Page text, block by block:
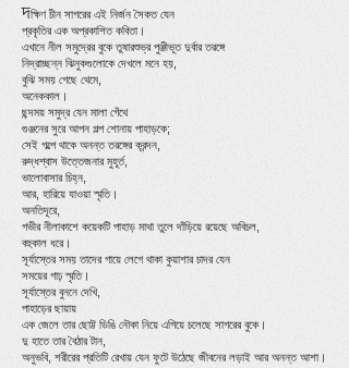
দক্ষিণ চীন সাগরের এই নির্জন সৈকত যেন
প্রকৃতির এক অপ্রকাশিত কবিতা।
এখানে নীল সমুদ্রের বুকে তুষারশুভ্র পুঞ্জীভূত দুর্বার তরঙ্গে
নিদ্রাচ্ছন্ন ঝিনুকগুলোকে দেখলে মনে হয়,
বুঝি সময় গেছে থেমে,
অনেককাল।
ছন্দময় সমুদ্র যেন মালা গেঁথে
গুঞ্জনের সুরে আপন গল্প শোনায় পাহাড়কে;
সেই গল্পে থাকে অনন্ত তরঙ্গের ক্রন্দন,
রুদ্ধশ্বাস উত্তেজনার মুহূর্ত,
ভালোবাসার চিহ্ন,
আর, হারিয়ে যাওয়া স্মৃতি।
অনতিদূরে,
গভীর নীলাকাশে কয়েকটি পাহাড় মাথা তুলে দাঁড়িয়ে রয়েছে অবিচল,
বহুকাল ধরে।
সূর্যাস্তের সময় তাদের গায়ে লেগে থাকা কুয়াশার চাদর যেন
সময়ের গাঢ় স্মৃতি।
সূর্যাস্তের বুননে দেখি,
পাহাড়ের ছায়ায়
এক জেলে তার ছোট্ট ডিঙি নৌকা নিয়ে এগিয়ে চলেছে সাগরের বুকে।
দু হাতে তার বৈঠার টান,
অনুভবি, শরীরের প্রতিটি রেখায় যেন ফুটে উঠেছে জীবনের লড়াই আর অনন্ত আশা।